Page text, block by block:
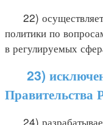
22) осуществляет
политики по
в регулируемых
23)
Правительства
24)